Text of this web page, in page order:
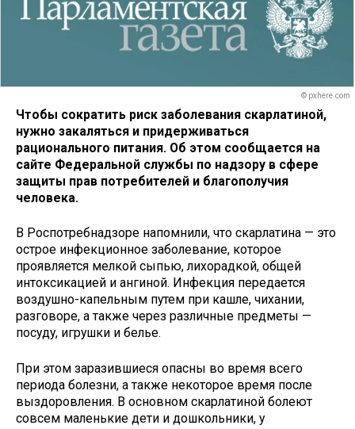
© pxhere.com
Чтобы сократить риск заболевания скарлатиной,
нужно закаляться и придерживаться
рационального питания. Об этом сообщается на
сайте Федеральной службы по надзору в сфере
защиты прав потребителей и благополучия
человека.
В Роспотребнадзоре напомнили, что скарлатина — это
острое инфекционное заболевание, которое
проявляется мелкой сыпью, лихорадкой, общей
интоксикацией и ангиной. Инфекция передается
воздушно-капельным путем при кашле, чихании,
разговоре, а также через различные предметы —
посуду, игрушки и белье.
При этом заразившиеся опасны во время всего
периода болезни, а также некоторое время после
выздоровления. В основном скарлатиной болеют
совсем маленькие дети и дошкольники, у